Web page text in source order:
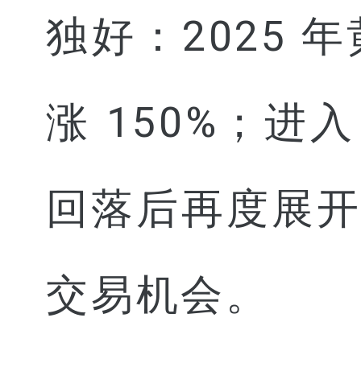
独好：2025 年
涨 150%；进
回落后再度展
交易机会。